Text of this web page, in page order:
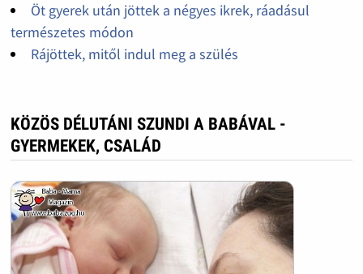
Öt gyerek után jöttek a négyes ikrek, ráadásul
természetes módon
Rájöttek, mitől indul meg a szülés
KÖZÖS DÉLUTÁNI SZUNDI A BABÁVAL -
GYERMEKEK, CSALÁD